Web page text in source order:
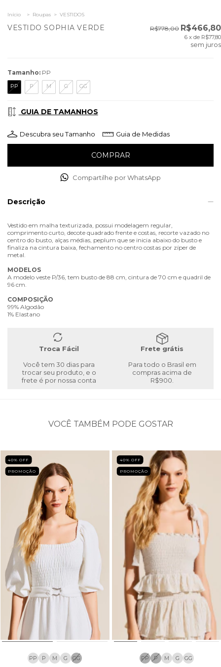
Início > Roupas > VESTIDOS
VESTIDO SOPHIA VERDE R$778,00 R$466,80
6 x de R$77,80
sem juros
Tamanho: PP
PP P M G GG
GUIA DE TAMANHOS
Descubra seu Tamanho Guia de Medidas
Compartilhe por WhatsApp
Descrição
Vestido em malha texturizada, possui modelagem regular,
comprimento curto, decote quadrado frente e costas, recorte vazado no
centro do busto, alças médias, peplum que se inicia abaixo do busto e
finaliza na cintura baixa, fechamento no centro costas por zíper de
metal.
MODELOS
A modelo veste P/36, tem busto de 88 cm, cintura de 70 cm e quadril de
96 cm.
COMPOSIÇÃO
99% Algodão
1% Elastano
Troca Fácil
Você tem 30 dias para
trocar seu produto, e o
frete é por nossa conta
Frete grátis
Para todo o Brasil em
compras acima de
R$900.
VOCÊ TAMBÉM PODE GOSTAR
40% OFF
PROMOÇÃO
PP P M G GG
40% OFF
PROMOÇÃO
PP P M G GG